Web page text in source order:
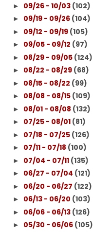
► 09/26 - 10/03 (102)
► 09/19 - 09/26 (104)
► 09/12 - 09/19 (105)
► 09/05 - 09/12 (97)
► 08/29 - 09/05 (124)
► 08/22 - 08/29 (68)
► 08/15 - 08/22 (99)
► 08/08 - 08/15 (109)
► 08/01 - 08/08 (132)
► 07/25 - 08/01 (81)
► 07/18 - 07/25 (126)
► 07/11 - 07/18 (100)
► 07/04 - 07/11 (135)
► 06/27 - 07/04 (121)
► 06/20 - 06/27 (122)
► 06/13 - 06/20 (103)
► 06/06 - 06/13 (126)
► 05/30 - 06/06 (105)